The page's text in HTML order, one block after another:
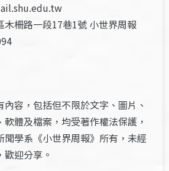
木柵路一段17巷1號 小世界周報
容，包括但不限於文字、圖片、
體及檔案，均受著作權法保護，
聞學系《小世界周報》所有，未經
迎分享。